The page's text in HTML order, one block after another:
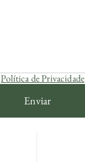
Política de Privacidade
Enviar